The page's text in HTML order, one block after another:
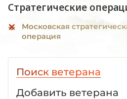
Стратегические
Московская
операция
Поиск ветерана
Добавить ветерана